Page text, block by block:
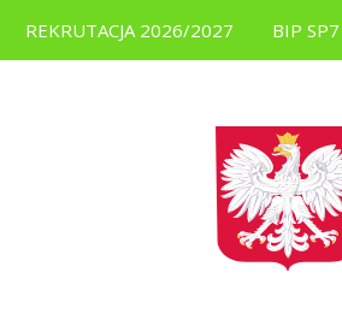
REKRUTACJA 2026/2027 BIP SP7